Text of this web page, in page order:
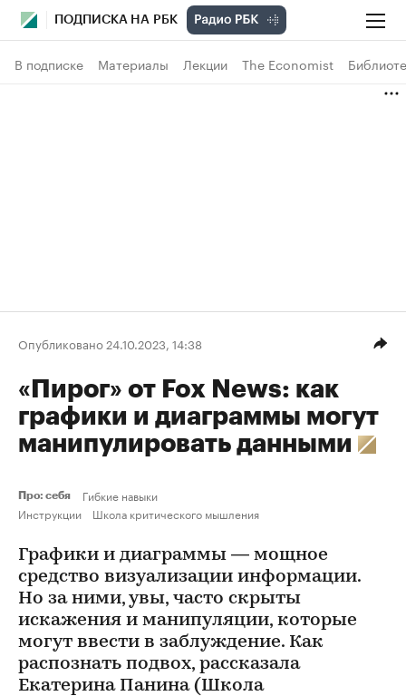
ПОДПИСКА НА РБК
В подписке Материалы Лекции The Economist
Опубликовано 24.10.2023, 14:38
«Пирог» от Fox News: как
графики и диаграммы могут
манипулировать данными
Про: себя
Гибкие навыки
Инструкции
Школа критического мышления
Графики и диаграммы — мощное
средство визуализации информации.
Но за ними, увы, часто скрыты
искажения и манипуляции, которые
могут ввести в заблуждение. Как
распознать подвох, рассказала
Екатерина Панина (Школа